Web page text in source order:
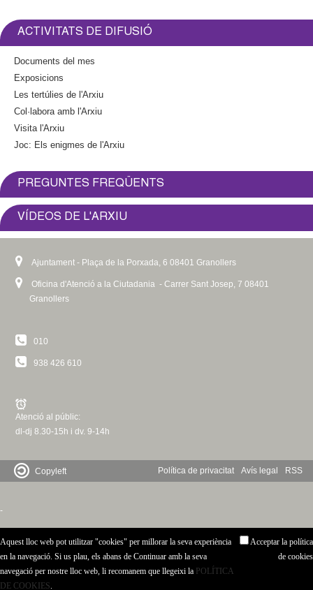
ACTIVITATS DE DIFUSIÓ
Documents del mes
Exposicions
Les tertúlies de l'Arxiu
Col·labora amb l'Arxiu
Visita l'Arxiu
Joc: Els enigmes de l'Arxiu
PREGUNTES FREQÜENTS
VÍDEOS DE L'ARXIU
Ajuntament - Plaça de la Porxada, 6 08401 Granollers
Oficina d'Atenció a la Ciutadania - Carrer Sant Josep, 7 08401
Granollers
010
938 426 610
Atenció al públic:
dl-dj 8.30-15h i dv. 9-14h
Política de privacitat Avís legal RSS
Copyleft
-
Aquest lloc web pot utilitzar "cookies" per millorar la seva experiència
en la navegació. Si us plau, els abans de Continuar amb la seva
navegació per nostre lloc web, li recomanem que llegeixi la POLÍTICA
DE COOKIES.
Acceptar la política
de cookies